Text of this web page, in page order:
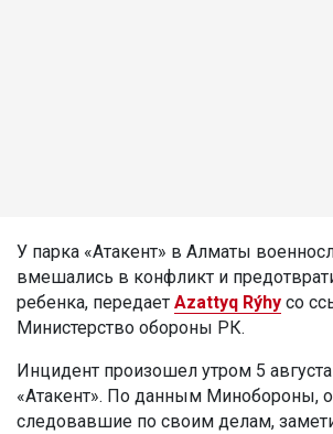
У парка «Атакент» в Алматы
вмешались в конфликт и
ребенка, передает Azattyq Rýhy со
Министерство обороны РК.
Инцидент произошел утром 5
«Атакент». По данным Минобороны,
следовавшие по своим делам,